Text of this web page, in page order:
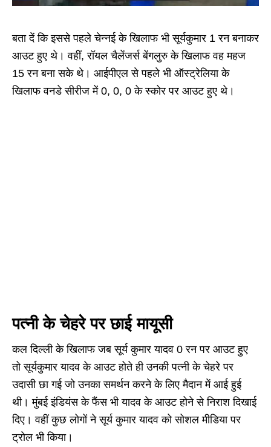
बता दें कि इससे पहले चेन्नई के खिलाफ भी सूर्यकुमार 1 रन बनाकर
आउट हुए थे। वहीं, रॉयल चैलेंजर्स बेंगलुरु के खिलाफ वह महज
15 रन बना सके थे। आईपीएल से पहले भी ऑस्ट्रेलिया के
खिलाफ वनडे सीरीज में 0, 0, 0 के स्कोर पर आउट हुए थे।
पत्नी के चेहरे पर छाई मायूसी
कल दिल्ली के खिलाफ जब सूर्य कुमार यादव 0 रन‌ पर आउट हुए
तो सूर्यकुमार यादव के आउट होते ही उनकी पत्नी के चेहरे पर
उदासी छा गई जो उनका समर्थन करने के लिए मैदान में आई हुई
थी। मुंबई इंडियंस के फैंस भी यादव के आउट होने से निराश दिखाई
दिए। वहीं कुछ लोगों ने सूर्य कुमार यादव को सोशल मीडिया पर
ट्रोल भी किया।